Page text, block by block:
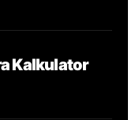
Kalkulator